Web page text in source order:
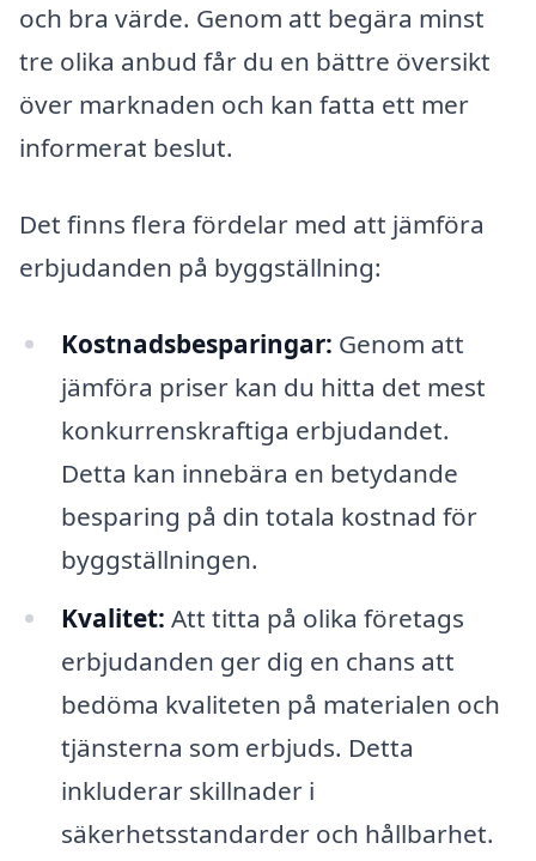
och bra värde. Genom att begära minst
tre olika anbud får du en bättre översikt
över marknaden och kan fatta ett mer
informerat beslut.
Det finns flera fördelar med att jämföra
erbjudanden på byggställning:
Kostnadsbesparingar: Genom att
jämföra priser kan du hitta det mest
konkurrenskraftiga erbjudandet.
Detta kan innebära en betydande
besparing på din totala kostnad för
byggställningen.
Kvalitet: Att titta på olika företags
erbjudanden ger dig en chans att
bedöma kvaliteten på materialen och
tjänsterna som erbjuds. Detta
inkluderar skillnader i
säkerhetsstandarder och hållbarhet.